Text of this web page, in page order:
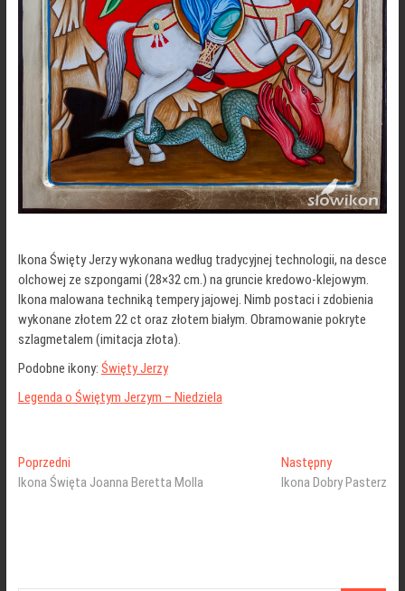
Ikona Święty Jerzy wykonana według tradycyjnej technologii, na desce
olchowej ze szpongami (28×32 cm.) na gruncie kredowo-klejowym.
Ikona malowana techniką tempery jajowej. Nimb postaci i zdobienia
wykonane złotem 22 ct oraz złotem białym. Obramowanie pokryte
szlagmetalem (imitacja złota).
Podobne ikony: Święty Jerzy
Legenda o Świętym Jerzym – Niedziela
Nawigacja
wpisu
PoprzedniPoprzedni
wpis:
Ikona Święta Joanna Beretta Molla
NastępnyNastępny
wpis:
Ikona Dobry Pasterz